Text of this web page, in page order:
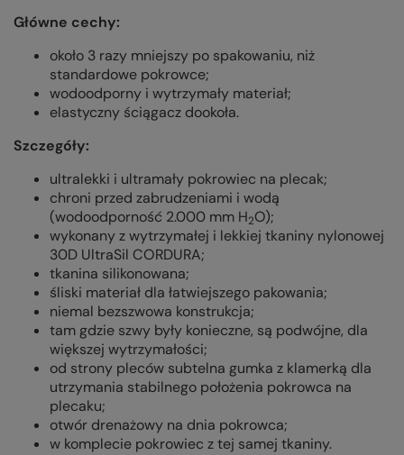
Główne cechy:
około 3 razy mniejszy po spakowaniu, niż
standardowe pokrowce;
wodoodporny i wytrzymały materiał;
elastyczny ściągacz dookoła.
Szczegóły:
ultralekki i ultramały pokrowiec na plecak;
chroni przed zabrudzeniami i wodą
(wodoodporność 2.000 mm H2O);
wykonany z wytrzymałej i lekkiej tkaniny nylonowej
30D UltraSil CORDURA;
tkanina silikonowana;
śliski materiał dla łatwiejszego pakowania;
niemal bezszwowa konstrukcja;
tam gdzie szwy były konieczne, są podwójne, dla
większej wytrzymałości;
od strony pleców subtelna gumka z klamerką dla
utrzymania stabilnego położenia pokrowca na
plecaku;
otwór drenażowy na dnia pokrowca;
w komplecie pokrowiec z tej samej tkaniny.